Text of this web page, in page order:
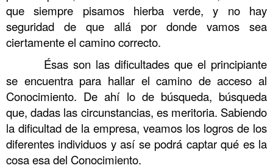
que siempre pisamos hierba verde, y no hay
seguridad de que allá por donde vamos sea
ciertamente el camino correcto.
Ésas son las dificultades que el principiante
se encuentra para hallar el camino de acceso al
Conocimiento. De ahí lo de búsqueda, búsqueda
que, dadas las circunstancias, es meritoria. Sabiendo
la dificultad de la empresa, veamos los logros de los
diferentes individuos y así se podrá captar qué es la
cosa esa del Conocimiento.